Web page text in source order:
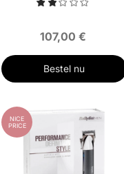
107,00 €
Bestel nu
NICE
PRICE